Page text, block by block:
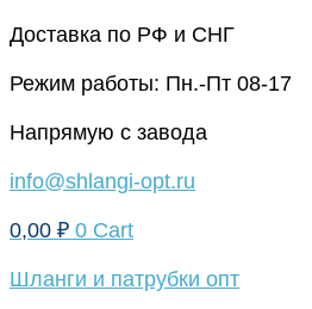
Перейти
содержимому
Доставка по РФ и СНГ
Режим работы: Пн.-Пт 08-17
Напрямую с завода
info@shlangi-opt.ru
0,00 ₽ 0 Cart
Шланги и патрубки опт